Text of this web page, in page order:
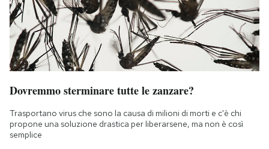
Dovremmo sterminare tutte le zanzare?
Trasportano virus che sono la causa di milioni di morti e c'è chi
propone una soluzione drastica per liberarsene, ma non è così
semplice